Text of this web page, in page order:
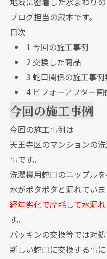
ブログ担当の蔵本です。
目次
1 今回の施工事例
2交換した商品
3 蛇口関係の施工事例
4ビフォーアフター画
今回の施工事例
今回の施工事例は
天王寺区のマンションの
事です。
洗濯機用蛇口のニップル
水がポタポタと漏れていま
経年劣化で摩耗して水漏
す。
パッキンの交換等では対
新しい蛇口に交換する事に